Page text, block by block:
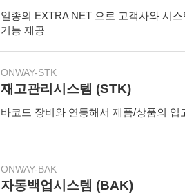
일종의 EXTRA NET 으로 고객사와 시
기능 제공
ONWAY-STK
재고관리시스템 (STK)
바코드 장비와 연동해서 제품/상품의
ONWAY-BAK
자동백업시스템 (BAK)